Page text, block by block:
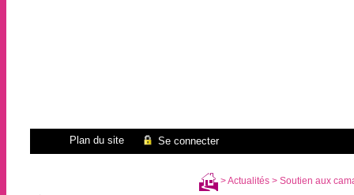
Plan du site Se connecter
>Actualités> Soutien aux